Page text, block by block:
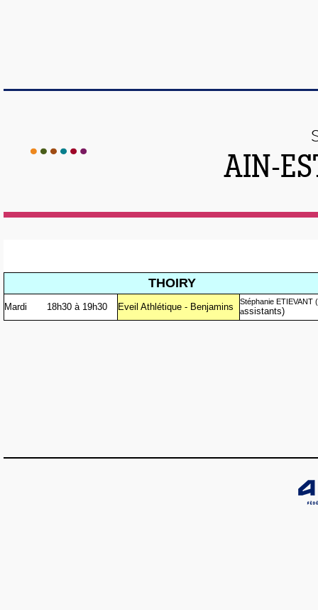
AIN-
THOIRY
Mardi 18h30 à 19h30 Eveil Athlétique - Benjamins
Stéphanie ETIEVANT
assistants)